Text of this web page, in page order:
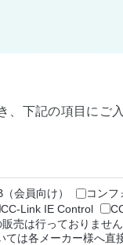
、下記の項目にご
会員向け） コンフ
CC-Link IE Control
売は行っておりません
ては各メーカー様へ直